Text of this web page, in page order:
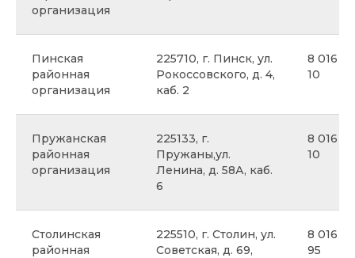
организация
Пинская
районная
организация
225710, г. Пинск, ул.
Рокоссовского, д. 4,
каб. 2
8 016
10
Пружанская
районная
организация
225133, г.
Пружаны,ул.
Ленина, д. 58А, каб.
6
8 016
10
Столинская
районная
225510, г. Столин, ул.
Советская, д. 69,
8 016
95